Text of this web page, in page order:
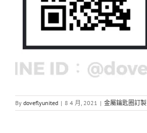
By doveflyunited | 8 4 月, 2021 | 金屬鑰匙圈訂製